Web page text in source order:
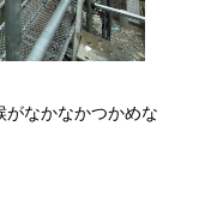
がなかなかつかめな